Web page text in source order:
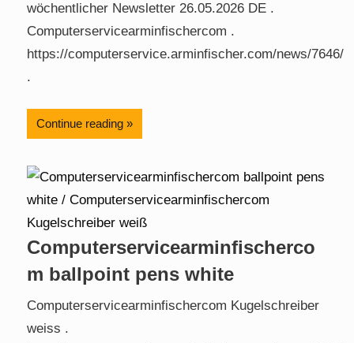
wöchentlicher Newsletter 26.05.2026 DE .
Computerservicearminfischercom .
https://computerservice.arminfischer.com/news/7646/
.
Continue reading
Computerservicearminfischerco
m ballpoint pens white
Computerservicearminfischercom Kugelschreiber
weiss .